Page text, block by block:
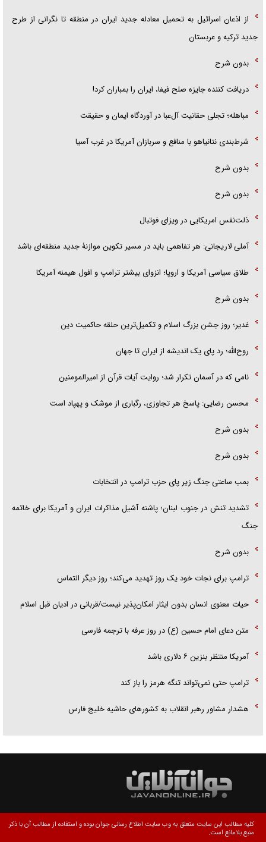
از اذعان اسرائیل به تحمیل معادله جدید ایران در منطقه تا نگرانی از طرح
جدید ترکیه و عربستان
بدون شرح
دریافت کننده جایزه صلح فیفا، ایران را بمباران کرد!
مباهله؛ تجلی حقانیت آل‌عبا در آوردگاه ایمان و حقیقت
شرط‌بندی نتانیاهو با منافع و سربازان آمریکا در غرب آسیا
بدون شرح
بدون شرح
ذلت‌نفس امریکایی در ویزای فوتبال
آملی لاریجانی: هر تفاهمی باید در مسیر تکوین موازنۀ جدید منطقه‌ای باشد
طلاق سیاسی آمریکا و اروپا؛ انزوای بیشتر ترامپ و افول هیمنه آمریکا
بدون شرح
غدیر؛ روز جشن بزرگ اسلام و تکمیل‌ترین حلقه حاکمیت دین
روح‌الله؛ رد پای یک اندیشه از ایران تا جهان
نامی که در آسمان تکرار شد؛ روایت آیات قرآن از امیرالمومنین
محسن رضایی: پاسخ هر تجاوزی، رگباری از موشک و پهپاد است
بدون شرح
بدون شرح
بمب ساعتی جنگ زیر پای حزب ترام‍پ در انتخابات
تشدید تنش در جنوب لبنان؛ پاشنه آشیل مذاکرات ایران و آمریکا برای خاتمه
جنگ
بدون شرح
ترامپ برای نجات خود یک روز تهدید می‌کند؛ روز دیگر التماس
حیات معنوی انسان بدون ایثار امکان‌پذیر نیست/قربانی در ادیان قبل اسلام
متن دعای امام حسین (ع) در روز عرفه با ترجمه فارسی
آمریکا منتظر بنزین ۶ دلاری باشد
ترامپ حتی نمی‌تواند تنگه هرمز را باز کند
هشدار مشاور رهبر انقلاب به کشور‌های حاشیه خلیج فارس
کلیه مطالب این سایت متعلق به وب سایت اطلاع رسانی جوان بوده و استفاده از مطالب آن با ذکر
منبع بلامانع است.